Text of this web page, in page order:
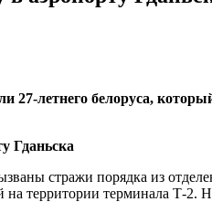
27-летнего белоруса,
стражи порядка из
территории терминала Т-2.